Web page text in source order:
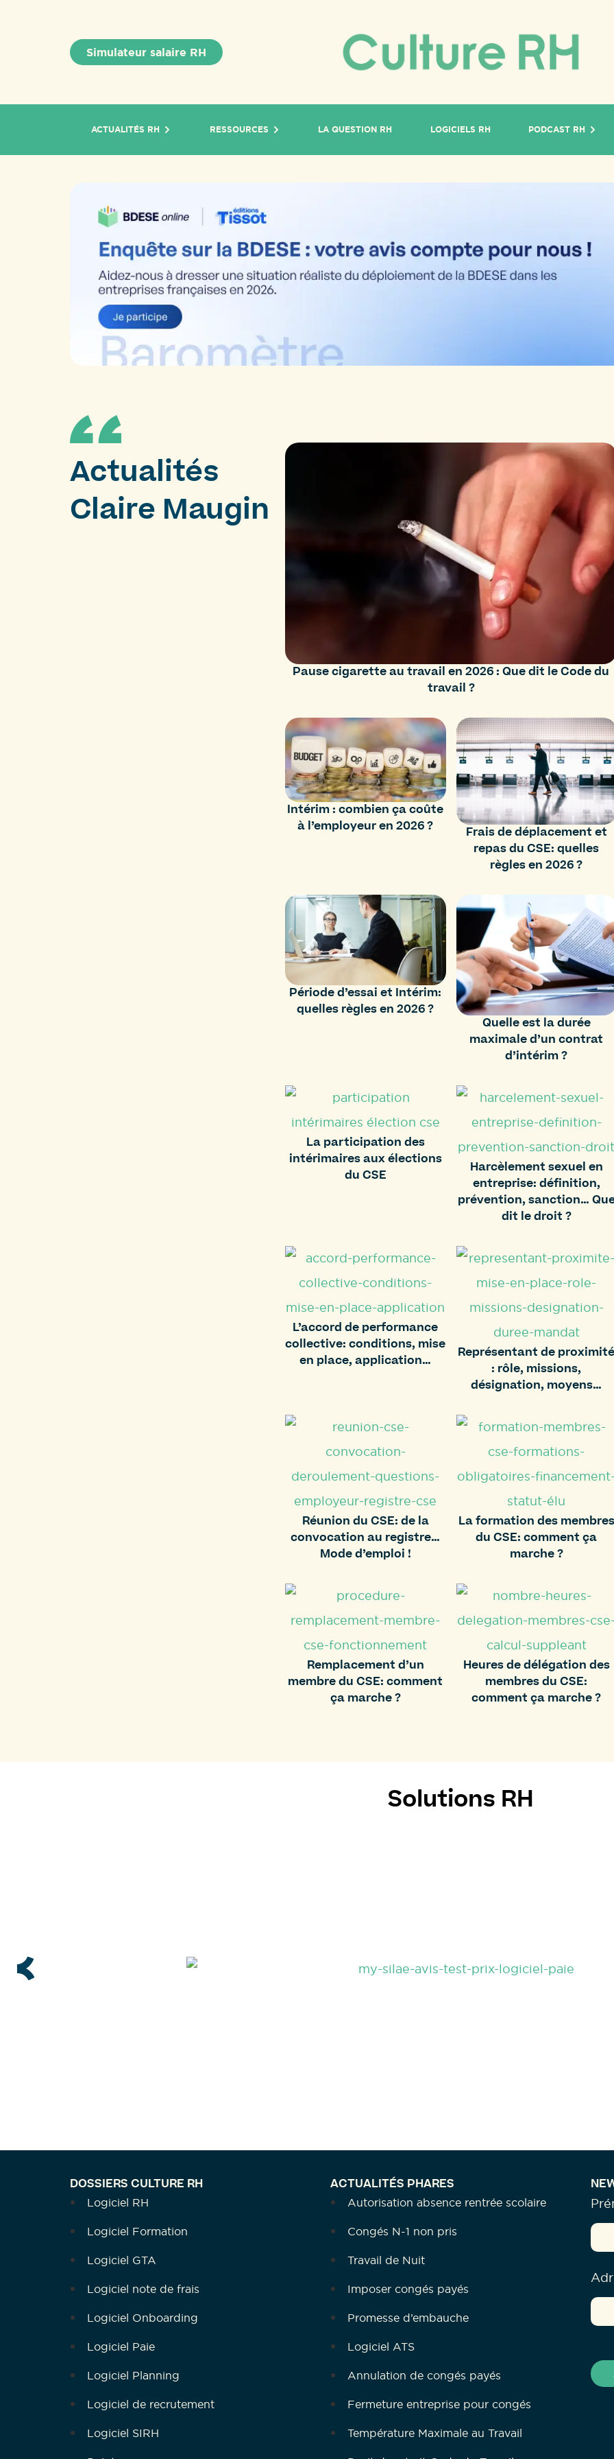
Simulateur salaire RH
ACTUALITÉS RH RESSOURCES LA QUESTION RH LOGICIELS RH PODCAST RH
Actualités
Claire Maugin
Pause cigarette au travail en 2026 : Que dit le Code du
travail ?
Intérim : combien ça coûte
à l’employeur en 2026 ?
Frais de déplacement et
repas du CSE: quelles
règles en 2026 ?
Période d’essai et Intérim:
quelles règles en 2026 ?
Quelle est la durée
maximale d’un contrat
d’intérim ?
La participation des
intérimaires aux élections
du CSE
Harcèlement sexuel en
entreprise: définition,
prévention, sanction…
dit le droit ?
L’accord de performance
collective: conditions, mise
en place, application…
Représentant de
: rôle, missions,
désignation, moyens…
Réunion du CSE: de la
convocation au registre…
Mode d’emploi !
La formation des membres
du CSE: comment ça
marche ?
Remplacement d’un
membre du CSE: comment
ça marche ?
Heures de délégation des
membres du CSE:
comment ça marche ?
Solutions RH
DOSSIERS CULTURE RH
Logiciel RH
Logiciel Formation
Logiciel GTA
Logiciel note de frais
Logiciel Onboarding
Logiciel Paie
Logiciel Planning
Logiciel de recrutement
Logiciel SIRH
ACTUALITÉS PHARES
Autorisation absence rentrée scolaire
Congés N-1 non pris
Travail de Nuit
Imposer congés payés
Promesse d’embauche
Logiciel ATS
Annulation de congés payés
Fermeture entreprise pour congés
Température Maximale au Travail